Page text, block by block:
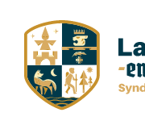
content